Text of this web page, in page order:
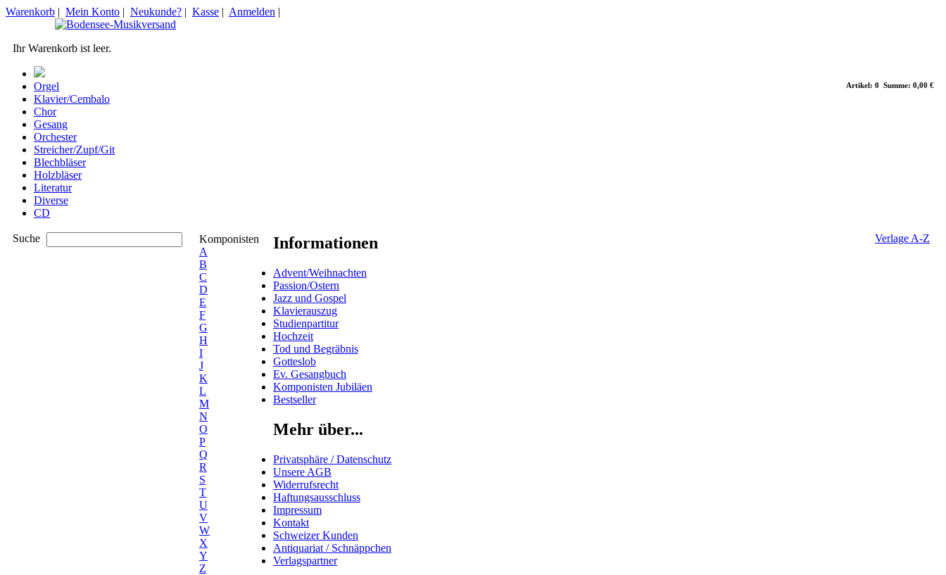
Artikel: 0 Summe: 0,00 €
Warenkorb | Mein Konto | Neukunde? | Kasse | Anmelden |
Ihr Warenkorb ist leer.
Orgel
Klavier/Cembalo
Chor
Gesang
Orchester
Streicher/Zupf/Git
Blechbläser
Holzbläser
Literatur
Diverse
CD
Suche
Komponisten
A
B
C
D
E
F
G
H
I
J
K
L
M
N
O
P
Q
R
S
T
U
V
W
X
Y
Z
Verlage A-Z
Informationen
Advent/Weihnachten
Passion/Ostern
Jazz und Gospel
Klavierauszug
Studienpartitur
Hochzeit
Tod und Begräbnis
Gotteslob
Ev. Gesangbuch
Komponisten Jubiläen
Bestseller
Mehr über...
Privatsphäre / Datenschutz
Unsere AGB
Widerrufsrecht
Haftungsausschluss
Impressum
Kontakt
Schweizer Kunden
Antiquariat / Schnäppchen
Verlagspartner